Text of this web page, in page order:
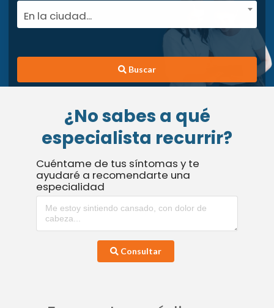
En la ciudad...
Buscar
¿No sabes a qué
especialista recurrir?
Cuéntame de tus síntomas y te
ayudaré a recomendarte una
especialidad
Consultar